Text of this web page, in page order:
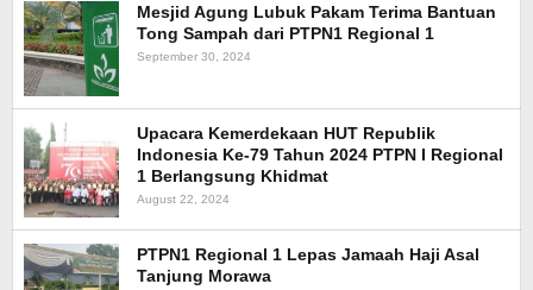
Mesjid Agung Lubuk Pakam Terima Bantuan
Tong Sampah dari PTPN1 Regional 1
September 30, 2024
Upacara Kemerdekaan HUT Republik
Indonesia Ke-79 Tahun 2024 PTPN I Regional
1 Berlangsung Khidmat
August 22, 2024
PTPN1 Regional 1 Lepas Jamaah Haji Asal
Tanjung Morawa